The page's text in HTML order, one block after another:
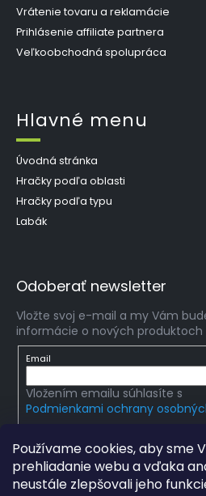
Používame cookies, aby sme
prehliadanie webu a vďaka
neustále zlepšovali jeho
Vrátenie tovaru a reklamácie
Prihlásenie affiliate partnera
Veľkoobchodná spolupráca
Hlavné menu
Úvodná stránka
Hračky podľa oblasti
Hračky podľa typu
Labák
Odoberať newsletter
Vložte svoj e-mail a my Vám
informácie o nových
Email
Vložením emailu súhlasíte s
Podmienkami ochrany